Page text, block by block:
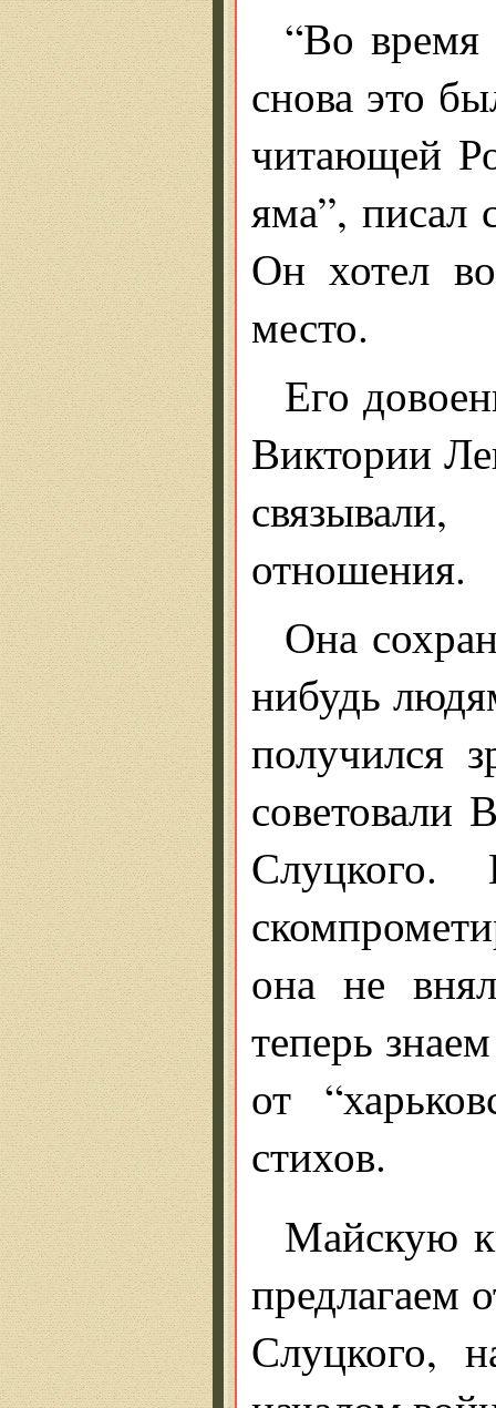
“Во
снова это
читающей
яма”, писал
Он хотел
место.
Его
Виктории
отношения.
Она
нибудь
получился
советовали
она не
теперь
от
стихов.
Майскую
предлагаем
Слуцкого,